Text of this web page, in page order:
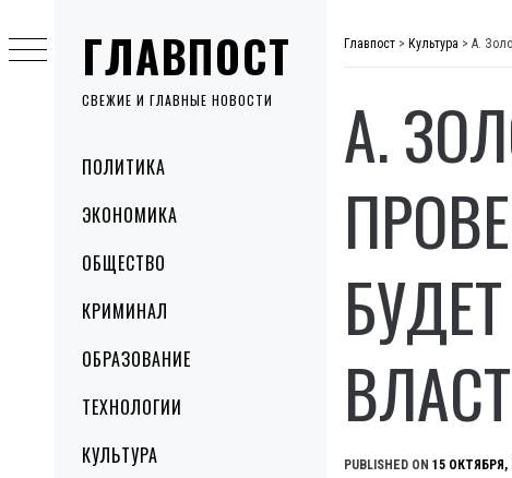
ГЛАВПОСТ
СВЕЖИЕ И ГЛАВНЫЕ НОВОСТИ
MenuПОЛИТИКА
ЭКОНОМИКА
ОБЩЕСТВО
КРИМИНАЛ
ОБРАЗОВАНИЕ
ТЕХНОЛОГИИ
КУЛЬТУРА
to
content
Главпост > Культура > А.
А.
PUBLISHED ON 15 ОКТЯБРЯ,